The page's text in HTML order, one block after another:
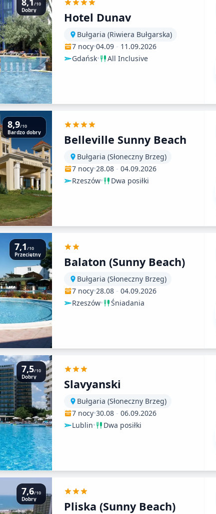
/10
Dobry Hotel Dunav
Bułgaria (Riwiera Bułgarska)
7 nocy•04.09 - 11.09.2026
Gdańsk• All Inclusive
8,9/10
Bardzo dobry Belleville Sunny Beach
Bułgaria (Słoneczny Brzeg)
7 nocy•28.08 - 04.09.2026
Rzeszów• Dwa posiłki
7,1/10
Przeciętny Balaton (Sunny Beach)
Bułgaria (Słoneczny Brzeg)
7 nocy•28.08 - 04.09.2026
Rzeszów• Śniadania
7,5/10
Dobry Slavyanski
Bułgaria (Słoneczny Brzeg)
7 nocy•30.08 - 06.09.2026
Lublin• Dwa posiłki
7,6/10
Dobry Pliska (Sunny Beach)